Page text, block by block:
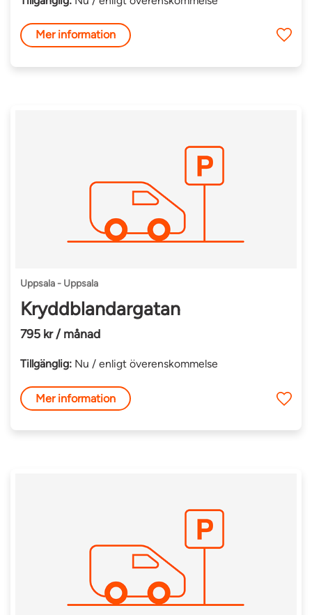
Mer information
Uppsala - Uppsala
Kryddblandargatan
795 kr / månad
Tillgänglig: Nu / enligt överenskommelse
Mer information